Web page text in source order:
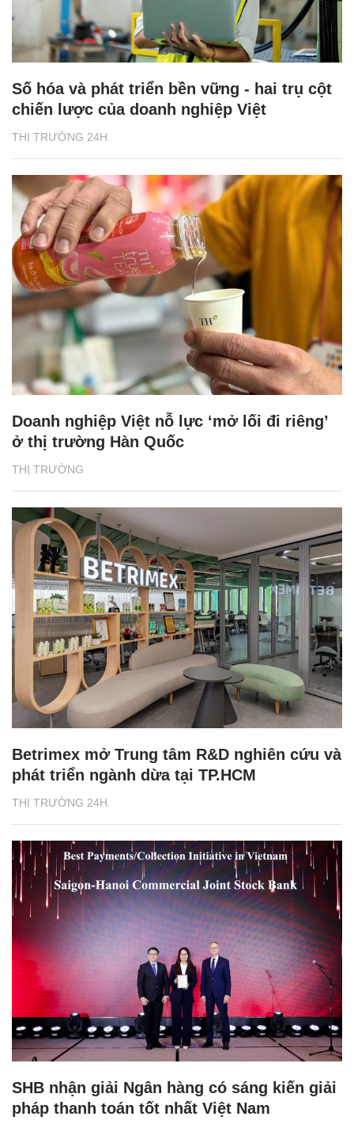
THỊ TRƯỜNG 24H
Số hóa và phát triển bền vững - hai trụ cột
chiến lược của doanh nghiệp Việt
THỊ TRƯỜNG
Doanh nghiệp Việt nỗ lực ‘mở lối đi riêng’
ở thị trường Hàn Quốc
THỊ TRƯỜNG 24H
Betrimex mở Trung tâm R&D nghiên cứu và
phát triển ngành dừa tại TP.HCM
SHB nhận giải Ngân hàng có sáng kiến giải
pháp thanh toán tốt nhất Việt Nam